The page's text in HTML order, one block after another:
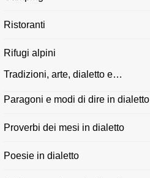
Ristoranti
Rifugi alpini
Tradizioni, arte, dialetto e…
Paragoni e modi di dire in dialetto
Proverbi dei mesi in dialetto
Poesie in dialetto